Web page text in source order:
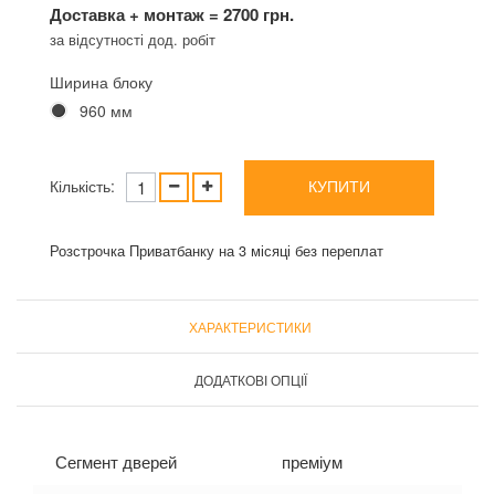
Доставка + монтаж = 2700 грн.
за відсутності дод. робіт
Ширина блоку
960 мм
Кількість: КУПИТИ
Розстрочка Приватбанку на 3 місяці без переплат
ХАРАКТЕРИСТИКИ
ДОДАТКОВІ ОПЦІЇ
Сегмент дверей
преміум